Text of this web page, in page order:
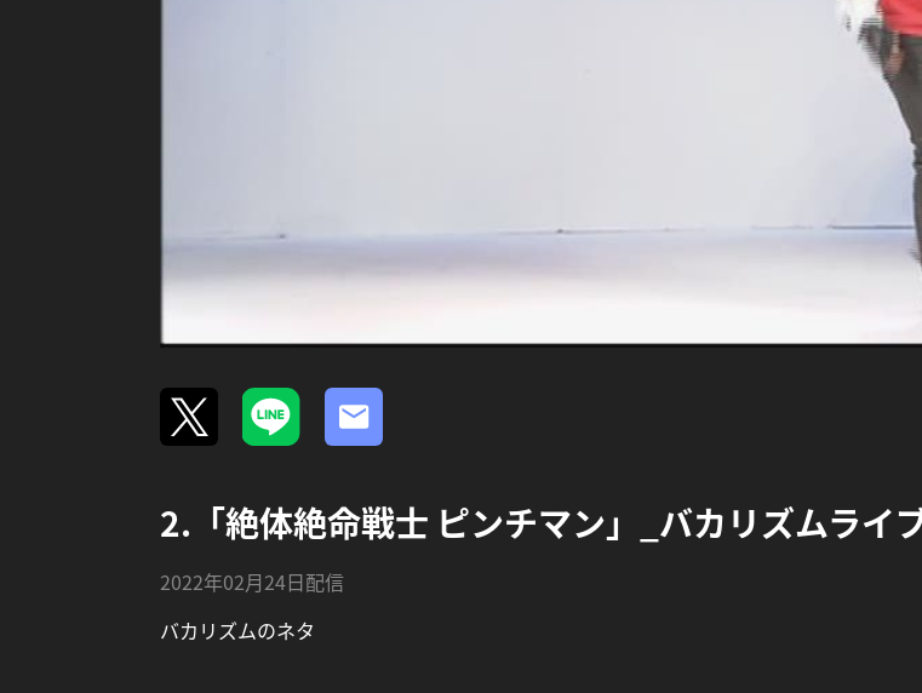
2.「絶体絶命戦士 ピンチマン」_バカリズムラ
2022年02月24日配信
バカリズムのネタ